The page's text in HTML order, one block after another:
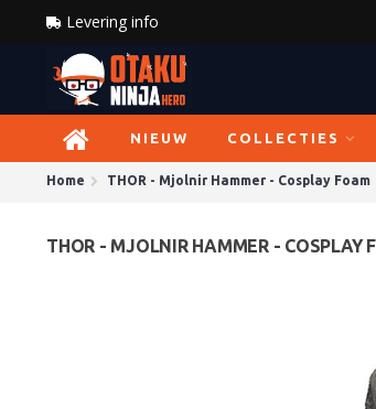
Levering info
NIEUW COLLECTIES
Home THOR - Mjolnir Hammer - Cosplay Foam
THOR - MJOLNIR HAMMER - COSPLAY